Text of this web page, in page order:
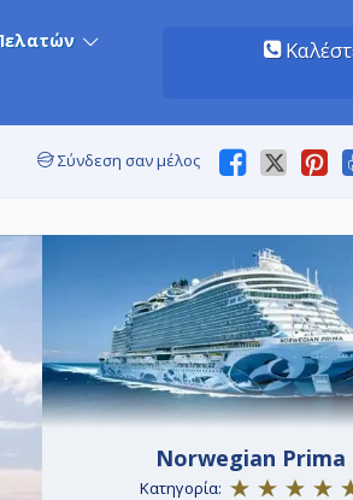
Σύνδεση σαν μέλος
Norwegian Prima
Κατηγορία: